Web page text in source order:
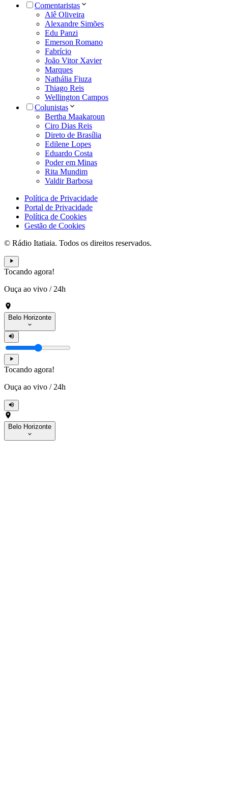
Comentaristas
Alê Oliveira
Alexandre Simões
Edu Panzi
Emerson Romano
Fabrício
João Vitor Xavier
Marques
Nathália Fiuza
Thiago Reis
Wellington Campos
Colunistas
Bertha Maakaroun
Ciro Dias Reis
Direto de Brasília
Edilene Lopes
Eduardo Costa
Poder em Minas
Rita Mundim
Valdir Barbosa
Política de Privacidade
Portal de Privacidade
Política de Cookies
Gestão de Cookies
© Rádio Itatiaia. Todos os direitos reservados.
Tocando agora!
Ouça ao vivo / 24h
Belo Horizonte
Tocando agora!
Ouça ao vivo / 24h
Belo Horizonte